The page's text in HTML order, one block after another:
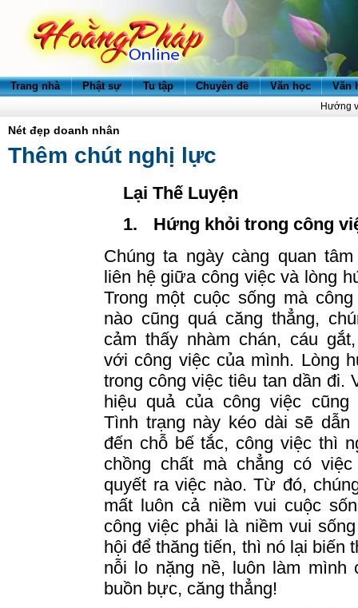
Trang nhà Phật sự Tu tập Chuyên đề Văn học Văn
Hướng
Nét đẹp doanh nhân
Thêm chút nghị lực
Lại Thế Luyện
1.
Hứng khỏi trong công
Chúng ta ngày càng quan
liên hệ giữa công việc và lòng
Trong một cuộc sống mà
nào cũng quá căng thẳng,
cảm thấy nhàm chán, cáu
với công việc của mình. Lòng
trong công việc tiêu tan dần đi.
hiệu quả của công việc cũng
Tình trạng này kéo dài sẽ dẫn
đến chỗ bế tắc, công việc thì
chồng chất mà chẳng có
quyết ra việc nào. Từ đó,
mất luôn cả niềm vui cuộc
công việc phải là niềm vui
hội để thăng tiến, thì nó lại biến
nỗi lo nặng nề, luôn làm mình
buồn bực, căng thẳng!